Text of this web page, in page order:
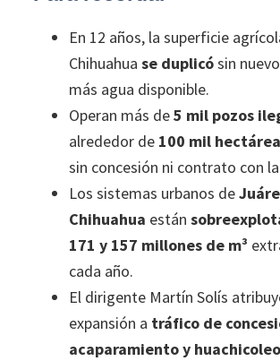
En 12 años, la superficie
Chihuahua se duplicósin
más agua disponible.
Operan más de5 mil pozos
alrededor de 100 mil
sin concesión ni contrato con la
Los sistemas urbanos de
Chihuahua están
171 y 157 millones de m³
cada año.
El dirigente Martín Solís
expansión a tráfico de
acaparamiento y huachicoleo